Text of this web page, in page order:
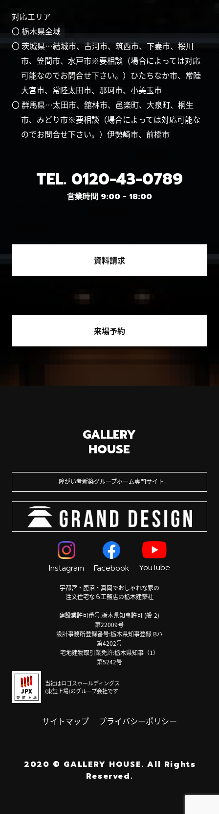
対応エリア
〇 栃木県全域
〇 茨城県…結城市、古河市、筑西市、下妻市、桜川
市、笠間市、水戸市※要相談（場合によっては対応
可能なのでお問合せ下さい。）ひたちなか市、常陸
大宮市、常陸太田市、那珂市、小美玉市
〇 群馬県…太田市、舘林市、邑楽町、大泉町、桐生
市、みどり市※要相談（場合によっては対応可能な
のでお問合せ下さい。）伊勢崎市、前橋市
TEL. 0120-43-0789
営業時間 9:00 - 18:00
資料請求
来場予約
GALLERY
HOUSE
障がい者新築グループホーム専門サイト
Instagram Facebook YouTube
宇都宮・鹿沼・真岡でおしゃれな家の
注文住宅なら工務店の栃木建築社
建設業許可番号:栃木県知事許可 (般-2)
第22009号
設計事務所登録番号:栃木県知事登録 Bハ
第4202号
宅地建物取引業免許:栃木県知事（1）
第5242号
当社はロゴスホールディングス
(東証上場)のグループ会社です
サイトマップ プライバシーポリシー
2020 © GALLERY HOUSE. All Rights
Reserved.